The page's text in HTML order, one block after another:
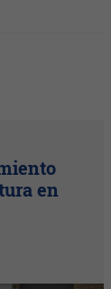
en